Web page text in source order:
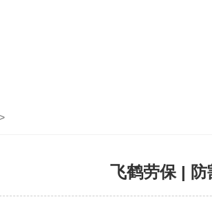
>
飞鹤劳保 | 防